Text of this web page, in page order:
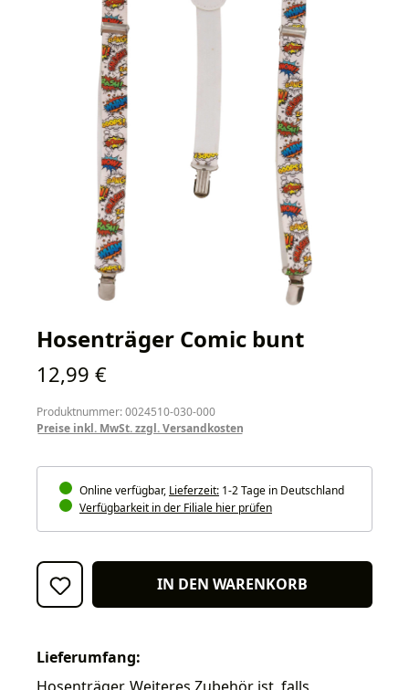
Hosenträger Comic bunt
Regulärer Preis:
12,99 €
Produktnummer: 0024510-030-000
Preise inkl. MwSt. zzgl. Versandkosten
Online verfügbar, Lieferzeit: 1-2 Tage in Deutschland
Verfügbarkeit in der Filiale hier prüfen
IN DEN WARENKORB
Lieferumfang: